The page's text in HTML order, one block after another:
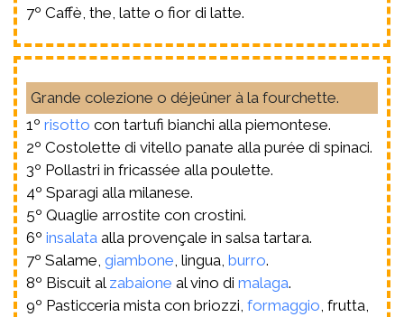
7º Caffè, the, latte o fior di latte.
Grande colezione o déjeûner à la fourchette.
1º risotto con tartufi bianchi alla piemontese.
2º Costolette di vitello panate alla purée di spinaci.
3º Pollastri in fricassée alla poulette.
4º Sparagi alla milanese.
5º Quaglie arrostite con crostini.
6º insalata alla provençale in salsa tartara.
7º Salame, giambone , lingua, burro.
8º Biscuit al zabaione al vino di malaga.
9º Pasticceria mista con briozzi, formaggio , frutta,